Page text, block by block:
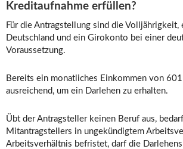
Kreditaufnahme erfüllen?
Für die Antragstellung sind die
Deutschland und ein Girokonto bei einer
Voraussetzung.
Bereits ein monatliches Einkommen von
ausreichend, um ein Darlehen zu erhalten.
Übt der Antragsteller keinen Beruf aus,
Mitantragstellers in ungekündigtem
Arbeitsverhältnis befristet, darf die